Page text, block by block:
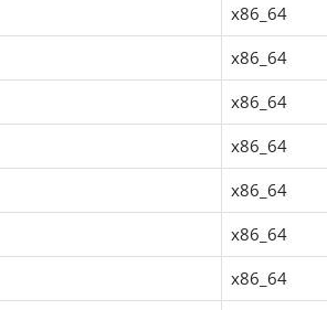
x86_64
x86_64
x86_64
x86_64
x86_64
x86_64
x86_64